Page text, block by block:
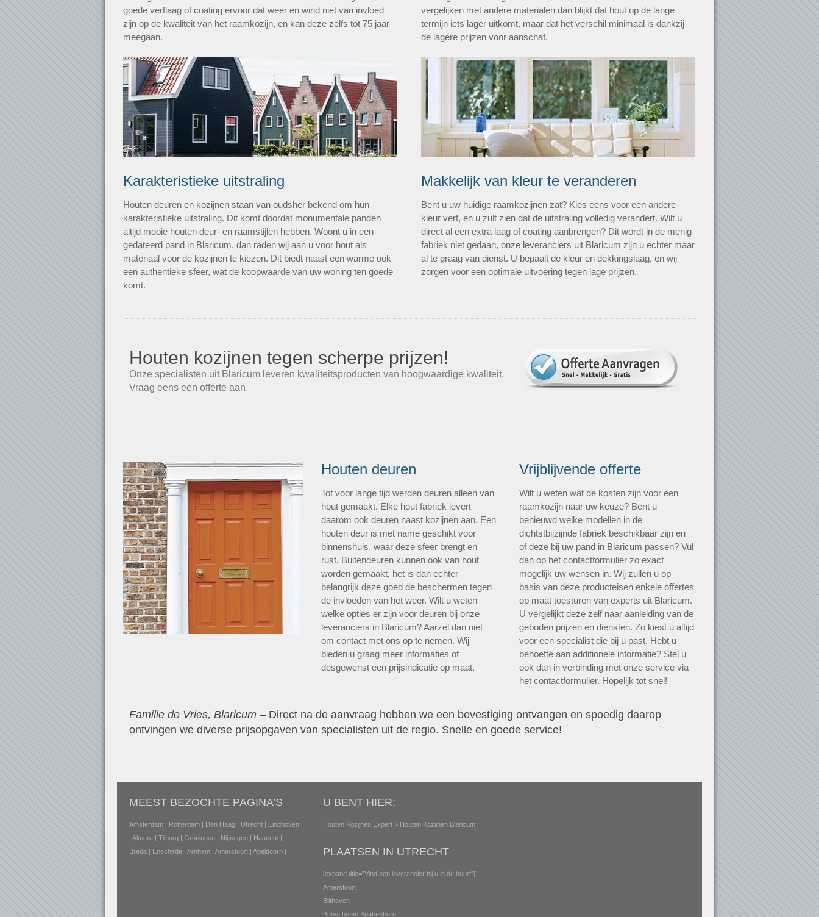
goede verflaag of coating ervoor dat weer en wind niet van invloed
zijn op de kwaliteit van het raamkozijn, en kan deze zelfs tot 75 jaar
meegaan.
vergelijken met andere materialen dan blijkt dat hout op de lange
termijn iets lager uitkomt, maar dat het verschil minimaal is dankzij
de lagere prijzen voor aanschaf.
Karakteristieke uitstraling
Houten deuren en kozijnen staan van oudsher bekend om hun
karakteristieke uitstraling. Dit komt doordat monumentale panden
altijd mooie houten deur- en raamstijlen hebben. Woont u in een
gedateerd pand in Blaricum, dan raden wij aan u voor hout als
materiaal voor de kozijnen te kiezen. Dit biedt naast een warme ook
een authentieke sfeer, wat de koopwaarde van uw woning ten goede
komt.
Makkelijk van kleur te veranderen
Bent u uw huidige raamkozijnen zat? Kies eens voor een andere
kleur verf, en u zult zien dat de uitstraling volledig verandert. Wilt u
direct al een extra laag of coating aanbrengen? Dit wordt in de menig
fabriek niet gedaan, onze leveranciers uit Blaricum zijn u echter maar
al te graag van dienst. U bepaalt de kleur en dekkingslaag, en wij
zorgen voor een optimale uitvoering tegen lage prijzen.
Houten kozijnen tegen scherpe prijzen!
Onze specialisten uit Blaricum leveren kwaliteitsproducten van hoogwaardige kwaliteit.
Vraag eens een offerte aan.
Houten deuren
Tot voor lange tijd werden deuren alleen van
hout gemaakt. Elke hout fabriek levert
daarom ook deuren naast kozijnen aan. Een
houten deur is met name geschikt voor
binnenshuis, waar deze sfeer brengt en
rust. Buitendeuren kunnen ook van hout
worden gemaakt, het is dan echter
belangrijk deze goed de beschermen tegen
de invloeden van het weer. Wilt u weten
welke opties er zijn voor deuren bij onze
leveranciers in Blaricum? Aarzel dan niet
om contact met ons op te nemen. Wij
bieden u graag meer informaties of
desgewenst een prijsindicatie op maat.
Vrijblijvende offerte
Wilt u weten wat de kosten zijn voor een
raamkozijn naar uw keuze? Bent u
benieuwd welke modellen in de
dichtstbijzijnde fabriek beschikbaar zijn en
of deze bij uw pand in Blaricum passen? Vul
dan op het contactformulier zo exact
mogelijk uw wensen in. Wij zullen u op
basis van deze producteisen enkele offertes
op maat toesturen van experts uit Blaricum.
U vergelijkt deze zelf naar aanleiding van de
geboden prijzen en diensten. Zo kiest u altijd
voor een specialist die bij u past. Hebt u
behoefte aan additionele informatie? Stel u
ook dan in verbinding met onze service via
het contactformulier. Hopelijk tot snel!
Familie de Vries, Blaricum – Direct na de aanvraag hebben we een bevestiging ontvangen en spoedig daarop
ontvingen we diverse prijsopgaven van specialisten uit de regio. Snelle en goede service!
MEEST BEZOCHTE PAGINA’S
Amsterdam | Rotterdam | Den Haag | Utrecht | Eindhoven
| Almere | Tilburg | Groningen | Nijmegen | Haarlem |
Breda | Enschede | Arnhem | Amersfoort | Apeldoorn |
U BENT HIER:
Houten Kozijnen Expert > Houten Kozijnen Blaricum
PLAATSEN IN UTRECHT
[expand title="Vind een leverancier bij u in de buurt"]
Amersfoort
Bilthoven
Bunschoten Spakenburg